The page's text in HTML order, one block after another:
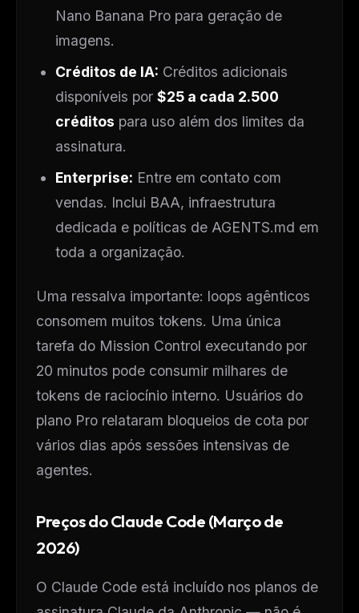
Nano Banana Pro para geração de
imagens.
Créditos de IA: Créditos adicionais
disponíveis por $25 a cada 2.500
créditos para uso além dos limites da
assinatura.
Enterprise: Entre em contato com
vendas. Inclui BAA, infraestrutura
dedicada e políticas de AGENTS.md em
toda a organização.
Uma ressalva importante: loops agênticos
consomem muitos tokens. Uma única
tarefa do Mission Control executando por
20 minutos pode consumir milhares de
tokens de raciocínio interno. Usuários do
plano Pro relataram bloqueios de cota por
vários dias após sessões intensivas de
agentes.
Preços do Claude Code (Março de
2026)
O Claude Code está incluído nos planos de